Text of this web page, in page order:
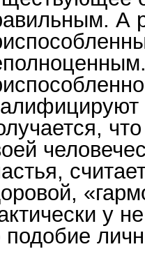
А
у
подобие